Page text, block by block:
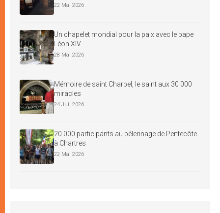
22 Mai 2026
Un chapelet mondial pour la paix avec le pape
Léon XIV
28 Mai 2026
Mémoire de saint Charbel, le saint aux 30 000
miracles
24 Juil 2026
20 000 participants au pèlerinage de Pentecôte
à Chartres
22 Mai 2026